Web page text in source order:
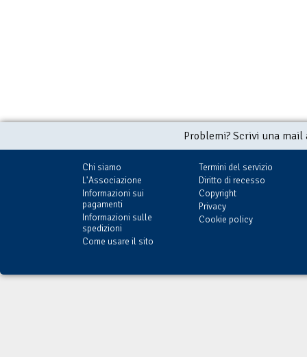
Problemi? Scrivi una
Chi siamo
L'Associazione
Informazioni sui
pagamenti
Informazioni sulle
spedizioni
Come usare il sito
Termini del servizio
Diritto di recesso
Copyright
Privacy
Cookie policy